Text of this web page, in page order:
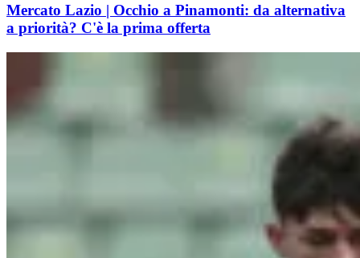
Mercato Lazio | Occhio a Pinamonti: da alternativa
a priorità? C'è la prima offerta